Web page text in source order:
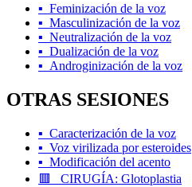
▪️ Feminización de la voz
▪️ Masculinización de la voz
▪️ Neutralización de la voz
▪️ Dualización de la voz
▪️ Androginización de la voz
OTRAS SESIONES
▪️ Caracterización de la voz
▪️ Voz virilizada por esteroides
▪️ Modificación del acento
🟥 CIRUGÍA: Glotoplastia